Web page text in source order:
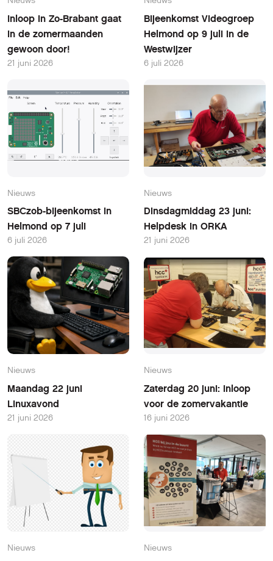
Inloop in Zo-Brabant gaat
in de zomermaanden
gewoon door!
21 juni 2026
Bijeenkomst Videogroep
Helmond op 9 juli in de
Westwijzer
6 juli 2026
Nieuws
SBCzob-bijeenkomst in
Helmond op 7 juli
6 juli 2026
Nieuws
Dinsdagmiddag 23 juni:
Helpdesk in ORKA
21 juni 2026
Nieuws
Maandag 22 juni
Linuxavond
21 juni 2026
Nieuws
Zaterdag 20 juni: inloop
voor de zomervakantie
16 juni 2026
Nieuws Nieuws